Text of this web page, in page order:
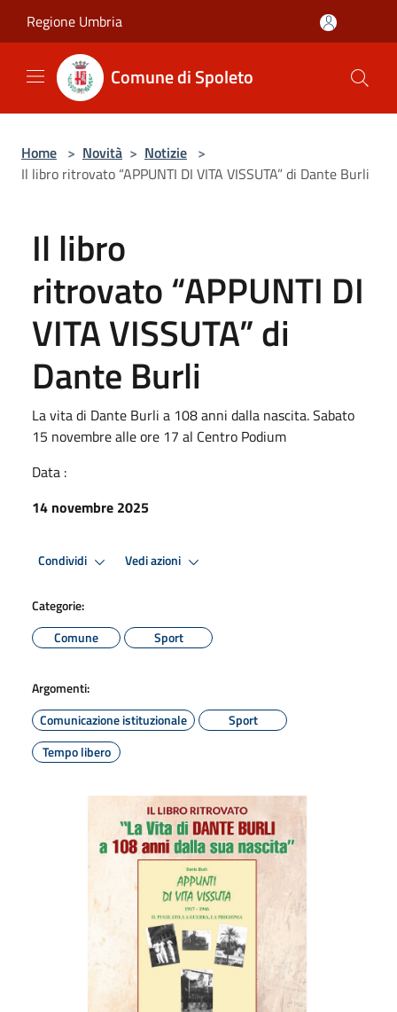
Regione Umbria
Comune di Spoleto
Home > Novità > Notizie >
Il libro ritrovato “APPUNTI DI VITA VISSUTA” di Dante Burli
Il libro
ritrovato “APPUNTI DI
VITA VISSUTA” di
Dante Burli
La vita di Dante Burli a 108 anni dalla nascita. Sabato
15 novembre alle ore 17 al Centro Podium
Data :
14 novembre 2025
Condividi Vedi azioni
Categorie:
Comune
Sport
Argomenti:
Comunicazione istituzionale
Sport
Tempo libero